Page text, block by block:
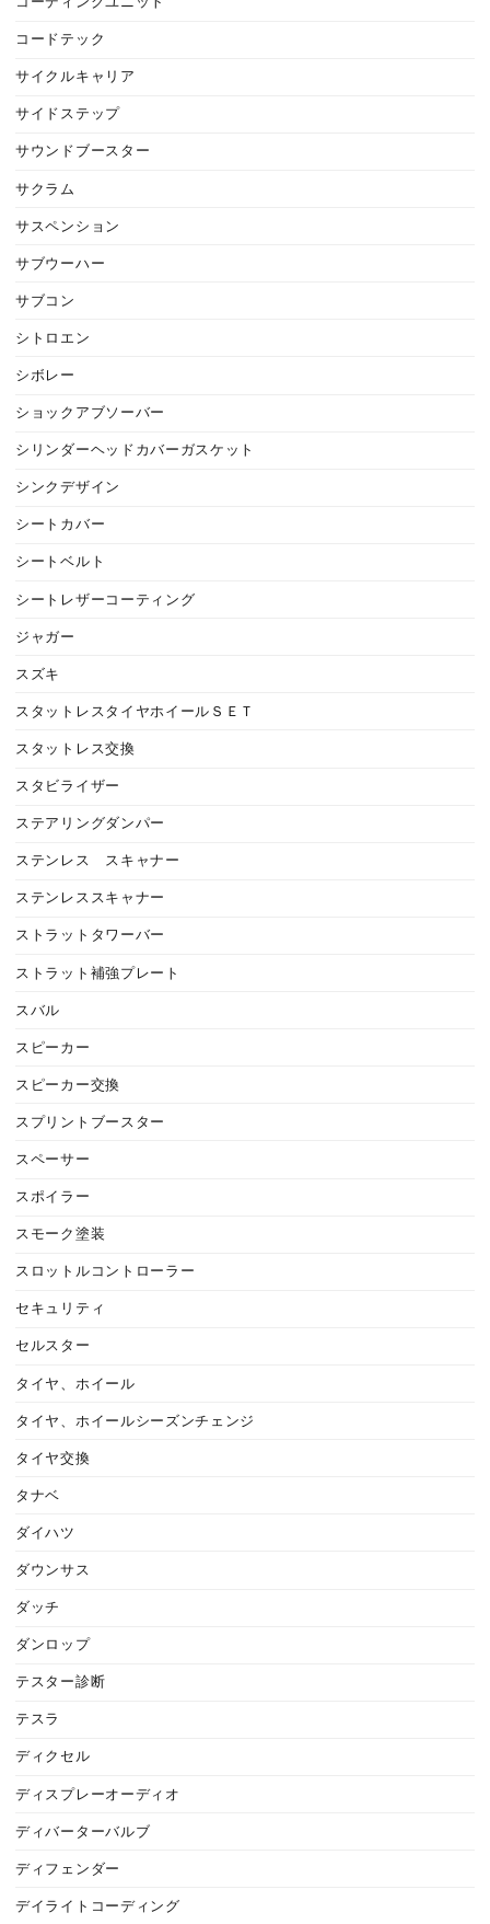
コードテック
サイクルキャリア
サイドステップ
サウンドブースター
サクラム
サスペンション
サブウーハー
サブコン
シトロエン
シボレー
ショックアブソーバー
シリンダーヘッドカバーガスケット
シンクデザイン
シートカバー
シートベルト
シートレザーコーティング
ジャガー
スズキ
スタットレスタイヤホイールＳＥＴ
スタットレス交換
スタビライザー
ステアリングダンパー
ステンレス スキャナー
ステンレススキャナー
ストラットタワーバー
ストラット補強プレート
スバル
スピーカー
スピーカー交換
スプリントブースター
スペーサー
スポイラー
スモーク塗装
スロットルコントローラー
セキュリティ
セルスター
タイヤ、ホイール
タイヤ、ホイールシーズンチェンジ
タイヤ交換
タナベ
ダイハツ
ダウンサス
ダッチ
ダンロップ
テスター診断
テスラ
ディクセル
ディスプレーオーディオ
ディバーターバルブ
ディフェンダー
デイライトコーディング